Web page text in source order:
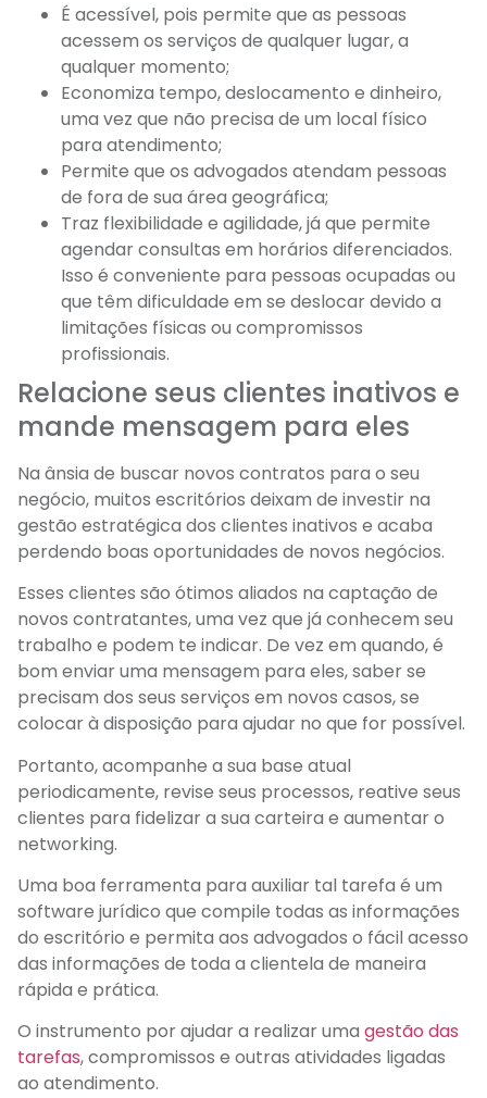
É acessível, pois permite que as pessoas
acessem os serviços de qualquer lugar, a
qualquer momento;
Economiza tempo, deslocamento e dinheiro,
uma vez que não precisa de um local físico
para atendimento;
Permite que os advogados atendam pessoas
de fora de sua área geográfica;
Traz flexibilidade e agilidade, já que permite
agendar consultas em horários diferenciados.
Isso é conveniente para pessoas ocupadas ou
que têm dificuldade em se deslocar devido a
limitações físicas ou compromissos
profissionais.
Relacione seus clientes inativos e
mande mensagem para eles
Na ânsia de buscar novos contratos para o seu
negócio, muitos escritórios deixam de investir na
gestão estratégica dos clientes inativos e acaba
perdendo boas oportunidades de novos negócios.
Esses clientes são ótimos aliados na captação de
novos contratantes, uma vez que já conhecem seu
trabalho e podem te indicar. De vez em quando, é
bom enviar uma mensagem para eles, saber se
precisam dos seus serviços em novos casos, se
colocar à disposição para ajudar no que for possível.
Portanto, acompanhe a sua base atual
periodicamente, revise seus processos, reative seus
clientes para fidelizar a sua carteira e aumentar o
networking.
Uma boa ferramenta para auxiliar tal tarefa é um
software jurídico que compile todas as informações
do escritório e permita aos advogados o fácil acesso
das informações de toda a clientela de maneira
rápida e prática.
O instrumento por ajudar a realizar uma gestão das
tarefas, compromissos e outras atividades ligadas
ao atendimento.